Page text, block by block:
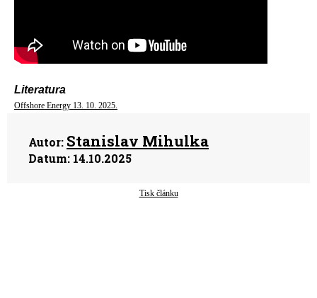
Literatura
Offshore Energy 13. 10. 2025.
Autor: Stanislav Mihulka
Datum: 14.10.2025
Tisk článku